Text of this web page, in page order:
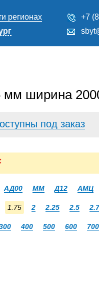
регионах
+7
ширина
под заказ
АД00 ММ Д12 АМЦ
1.75 2 2.25 2.5
400 500 600 700